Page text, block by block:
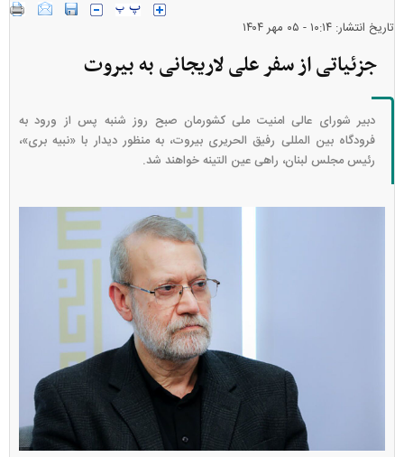
تاریخ انتشار: ۱۰:۱۴ - ۰۵ مهر ۱۴۰۴
جزئیاتی از سفر علی لاریجانی به بیروت
دبیر شورای عالی امنیت ملی کشورمان صبح روز شنبه پس از ورود به
فرودگاه بین المللی رفیق الحریری بیروت، به منظور دیدار با «نبیه بری»،
رئیس مجلس لبنان، راهی عین التینه خواهند شد.